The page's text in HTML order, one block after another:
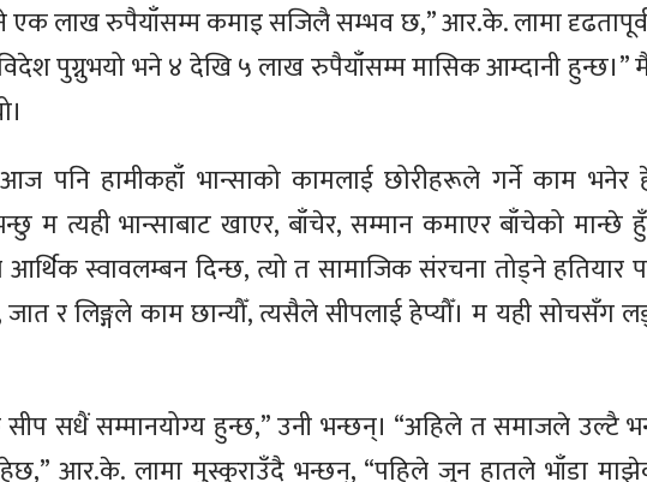
एक लाख रुपैयाँसम्म कमाइ सजिलै सम्भव छ,” आर.के. लामा
पुग्नुभयो भने ४ देखि ५ लाख रुपैयाँसम्म मासिक आम्दानी हुन्छ।”
हामीकहाँ भान्साको कामलाई छोरीहरूले गर्ने काम भनेर
म त्यही भान्साबाट खाएर, बाँचेर, सम्मान कमाएर बाँचेको मान्छे
स्वावलम्बन दिन्छ, त्यो त सामाजिक संरचना तोड्ने हतियार
जात र लिङ्गले काम छान्यौँ, त्यसैले सीपलाई हेप्यौँ। म यही सोचसँग
सधैं सम्मानयोग्य हुन्छ,” उनी भन्छन्। “अहिले त समाजले उल्टै
आर.के. लामा मुस्कुराउँदै भन्छन्, “पहिले जुन हातले भाँडा